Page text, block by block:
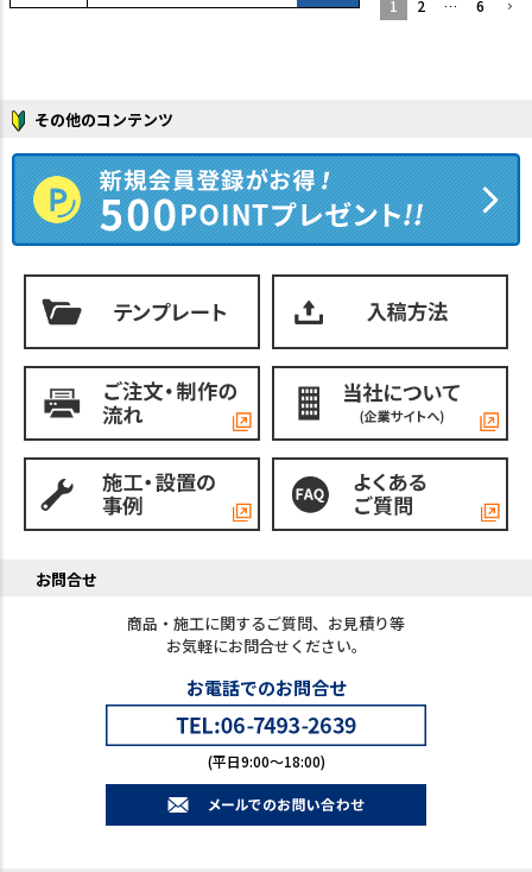
1
2 … 6
その他のコンテンツ
お問合せ
商品・施工に関するご質問、お見積り等
お気軽にお問合せください。
お電話でのお問合せ
(平日9:00～18:00)